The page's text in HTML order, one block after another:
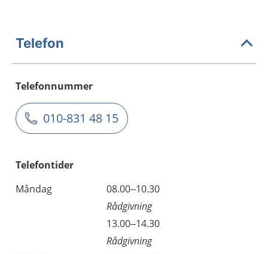
Telefon
Telefonnummer
010-831 48 15
Telefontider
Måndag
08.00–10.30
Rådgivning
13.00–14.30
Rådgivning